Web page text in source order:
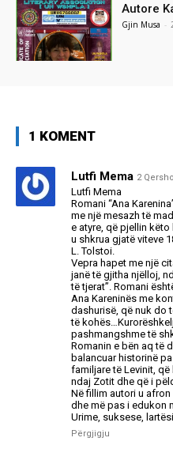
Autore
Gjin Musa -
1 KOMENT
Lutfi Mema 2
Lutfi Mema
Romani “Ana
me një mesazh të
e atyre, që pjellin
u shkrua gjatë viteve
L. Tolstoi.
Vepra hapet me një
janë të gjitha njëlloj,
të tjerat”. Romani
Ana Kareninës me
dashurisë, që nuk do
të
pashmangshme të
Romanin e bën aq të
balancuar historinë
familjare të Levinit,
ndaj Zotit dhe që i
Në fillim autori u
dhe më pas i edukon
Urime, suksese,
Përgjigju